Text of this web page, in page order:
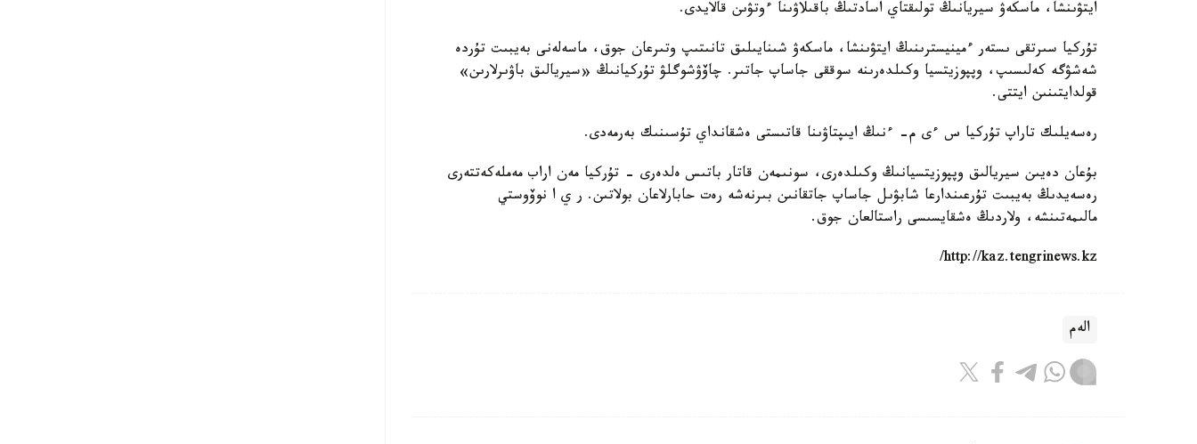
ايتۋىنشا، ماسكەۋ سيريانىڭ تولىقتاي اسادتىڭ باقىلاۋىنا ءوتۋىن قالايدى.
تۇركيا سىرتقى ىستەر ءمينيسترىنىڭ ايتۋىنشا، ماسكەۋ شىنايىلىق تانىتىپ وتىرعان جوق، ماسەلەنى بەيبىت تۇردە
شەشۋگە كەلىسىپ، وپپوزيتسيا وكىلدەرىنە سوققى جاساپ جاتىر. چاۆۋشوگلۋ تۇركيانىڭ «سيريالىق باۋىرلارىن»
قولدايتىنىن ايتتى.
رەسەيلىك تاراپ تۇركيا س ءى م- ءنىڭ ايىپتاۋىنا قاتىستى ەشقانداي تۇسىنىك بەرمەدى.
بۇعان دەيىن سيريالىق وپپوزيتسيانىڭ وكىلدەرى، سونىمەن قاتار باتىس ەلدەرى - تۇركيا مەن اراب مەملەكەتتەرى
رەسەيدىڭ بەيبىت تۇرعىندارعا شابۋىل جاساپ جاتقانىن بىرنەشە رەت حابارلاعان بولاتىن. ر ي ا نوۆوستي
مالىمەتىنشە، ولاردىڭ ەشقايسىسى راستالعان جوق.
http://kaz.tengrinews.kz/
الەم